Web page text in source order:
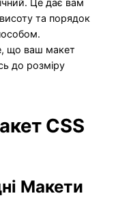
та порядок
що ваш макет
до розміру
CSS
Макети